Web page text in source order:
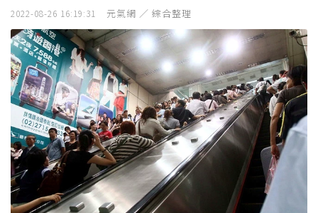
2022-08-26 16:19:31 元氣網 ／ 綜合整理